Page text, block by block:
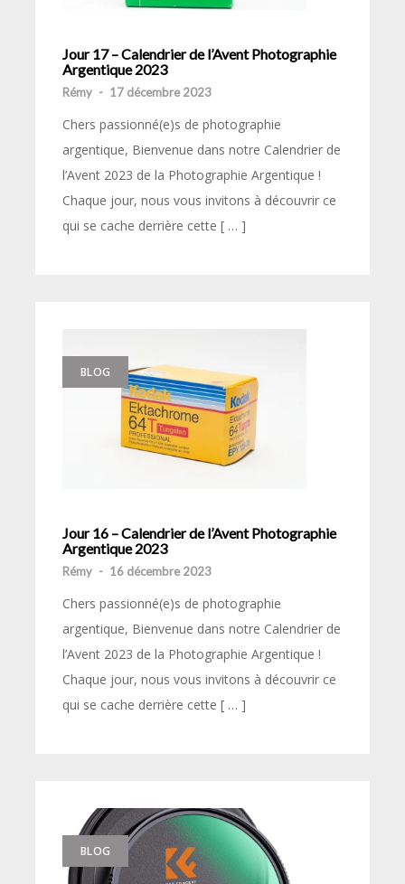
Jour 17 – Calendrier de l’Avent Photographie
Argentique 2023
Rémy - 17 décembre 2023
Chers passionné(e)s de photographie
argentique, Bienvenue dans notre Calendrier de
l’Avent 2023 de la Photographie Argentique !
Chaque jour, nous vous invitons à découvrir ce
qui se cache derrière cette [ … ]
BLOG
Jour 16 – Calendrier de l’Avent Photographie
Argentique 2023
Rémy - 16 décembre 2023
Chers passionné(e)s de photographie
argentique, Bienvenue dans notre Calendrier de
l’Avent 2023 de la Photographie Argentique !
Chaque jour, nous vous invitons à découvrir ce
qui se cache derrière cette [ … ]
BLOG